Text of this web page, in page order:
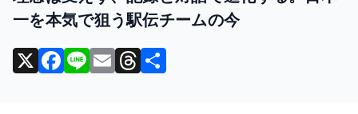
一を本気で狙う駅伝チームの今
X F Li E T